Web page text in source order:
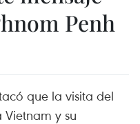
Penh
que la visita del
y su